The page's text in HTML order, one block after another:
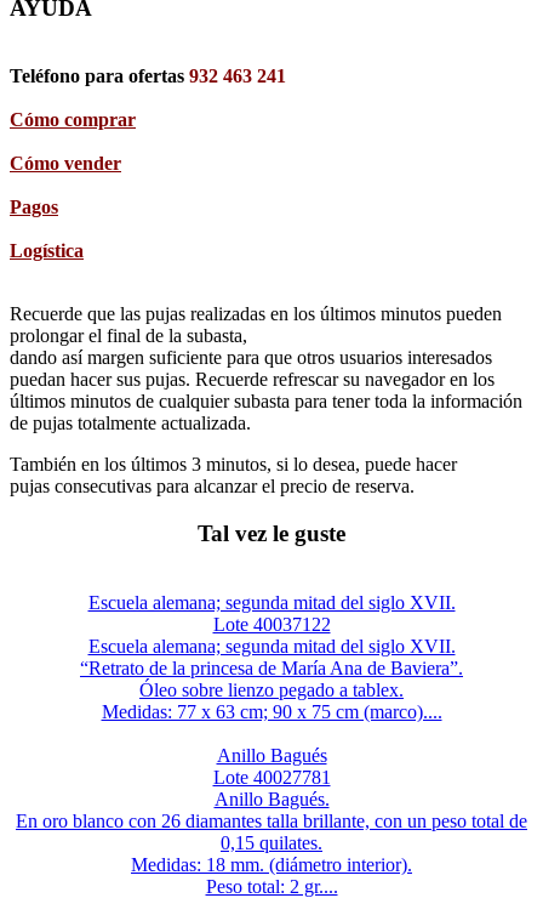
AYUDA
Teléfono para ofertas 932 463 241
Cómo comprar
Cómo vender
Pagos
Logística
Recuerde que las pujas realizadas en los últimos minutos pueden
prolongar el final de la subasta,
dando así margen suficiente para que otros usuarios interesados
puedan hacer sus pujas. Recuerde refrescar su navegador en los
últimos minutos de cualquier subasta para tener toda la información
de pujas totalmente actualizada.
También en los últimos 3 minutos, si lo desea, puede hacer
pujas consecutivas para alcanzar el precio de reserva.
Tal vez le guste
Escuela alemana; segunda mitad del siglo XVII.
Lote 40037122
Escuela alemana; segunda mitad del siglo XVII.
“Retrato de la princesa de María Ana de Baviera”.
Óleo sobre lienzo pegado a tablex.
Medidas: 77 x 63 cm; 90 x 75 cm (marco)....
Anillo Bagués
Lote 40027781
Anillo Bagués.
En oro blanco con 26 diamantes talla brillante, con un peso total de
0,15 quilates.
Medidas: 18 mm. (diámetro interior).
Peso total: 2 gr....